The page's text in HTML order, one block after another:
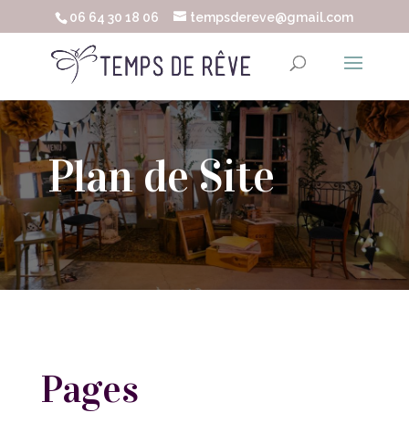
06 64 30 18 06 tempsdereve@gmail.com
Plan de Site
Pages